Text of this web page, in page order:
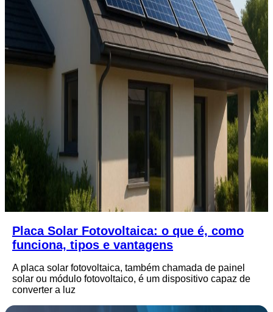
Placa Solar Fotovoltaica: o que é, como
funciona, tipos e vantagens
A placa solar fotovoltaica, também chamada de painel
solar ou módulo fotovoltaico, é um dispositivo capaz de
converter a luz